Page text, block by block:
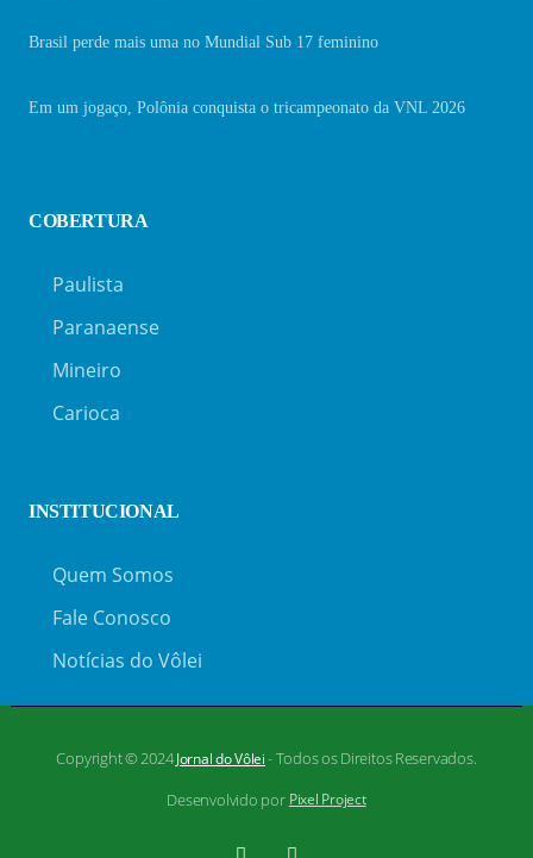
Brasil perde mais uma no Mundial Sub 17 feminino
Em um jogaço, Polônia conquista o tricampeonato da VNL 2026
COBERTURA
Paulista
Paranaense
Mineiro
Carioca
INSTITUCIONAL
Quem Somos
Fale Conosco
Notícias do Vôlei
Copyright © 2024Jornal do Vôlei- Todos os Direitos Reservados.
Desenvolvido por Pixel Project